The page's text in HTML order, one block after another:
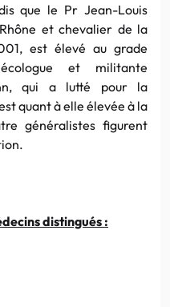
que le Pr Jean-Louis
et chevalier de la
est élevé au grade
et militante
qui a lutté pour la
quant à elle élevée à la
généralistes figurent
distingués :